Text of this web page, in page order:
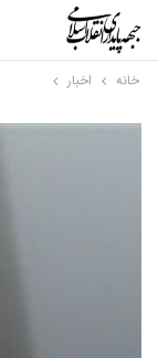
خانه اخبار